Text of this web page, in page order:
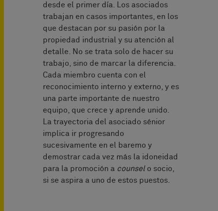
desde el primer día. Los asociados
trabajan en casos importantes, en los
que destacan por su pasión por la
propiedad industrial y su atención al
detalle. No se trata solo de hacer su
trabajo, sino de marcar la diferencia.
Cada miembro cuenta con el
reconocimiento interno y externo, y es
una parte importante de nuestro
equipo, que crece y aprende unido.
La trayectoria del asociado sénior
implica ir progresando
sucesivamente en el baremo y
demostrar cada vez más la idoneidad
para la promoción a counselo socio,
si se aspira a uno de estos puestos.